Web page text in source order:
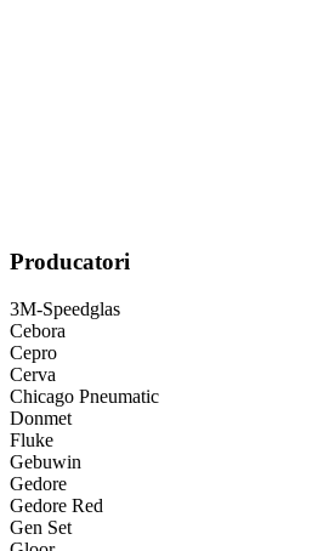
Producatori
3M-Speedglas
Cebora
Cepro
Cerva
Chicago Pneumatic
Donmet
Fluke
Gebuwin
Gedore
Gedore Red
Gen Set